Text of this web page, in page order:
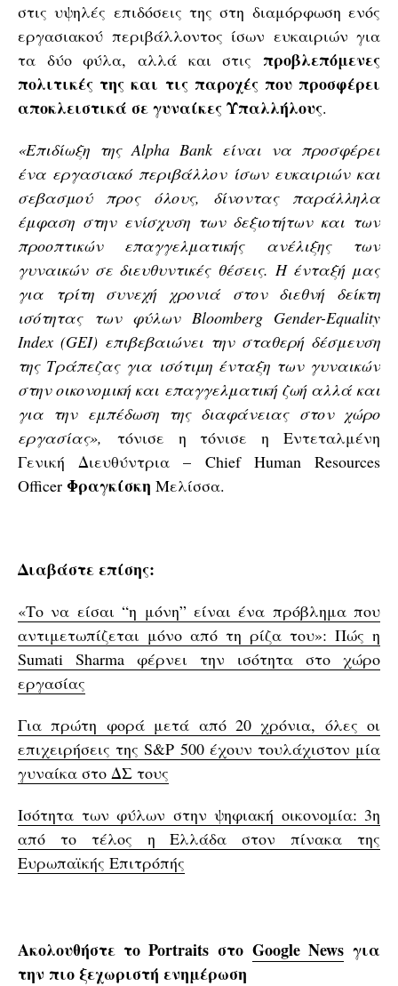
στις υψηλές επιδόσεις της στη διαμόρφωση ενός
εργασιακού περιβάλλοντος ίσων ευκαιριών για
τα δύο φύλα, αλλά και στις προβλεπόμενες
πολιτικές της και τις παροχές που προσφέρει
αποκλειστικά σε γυναίκες Υπαλλήλους.
«Επιδίωξη της Alpha Bank είναι να προσφέρει
ένα εργασιακό περιβάλλον ίσων ευκαιριών και
σεβασμού προς όλους, δίνοντας παράλληλα
έμφαση στην ενίσχυση των δεξιοτήτων και των
προοπτικών επαγγελματικής ανέλιξης των
γυναικών σε διευθυντικές θέσεις. Η ένταξή μας
για τρίτη συνεχή χρονιά στον διεθνή δείκτη
ισότητας των φύλων Bloomberg Gender-Equality
Index (GEI) επιβεβαιώνει την σταθερή δέσμευση
της Τράπεζας για ισότιμη ένταξη των γυναικών
στην οικονομική και επαγγελματική ζωή αλλά και
για την εμπέδωση της διαφάνειας στον χώρο
εργασίας», τόνισε η τόνισε η Εντεταλμένη
Γενική Διευθύντρια – Chief Human Resources
Officer Φραγκίσκη Μελίσσα.
Διαβάστε επίσης:
«Το να είσαι “η μόνη” είναι ένα πρόβλημα που
αντιμετωπίζεται μόνο από τη ρίζα του»: Πώς η
Sumati Sharma φέρνει την ισότητα στο χώρο
εργασίας
Για πρώτη φορά μετά από 20 χρόνια, όλες οι
επιχειρήσεις της S&P 500 έχουν τουλάχιστον μία
γυναίκα στο ΔΣ τους
Ισότητα των φύλων στην ψηφιακή οικονομία: 3η
από το τέλος η Ελλάδα στον πίνακα της
Ευρωπαϊκής Επιτρόπής
Ακολουθήστε το Portraits στο Google Newsγια
την πιο ξεχωριστή ενημέρωση